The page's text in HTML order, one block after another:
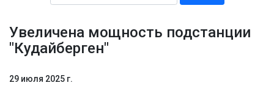
Увеличена мощность подстанции
"Кудайберген"
29 июля 2025 г.